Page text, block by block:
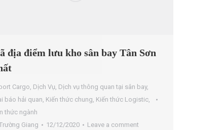
địa điểm lưu kho sân bay Tân Sơn
Cargo, Dịch Vụ, Dịch vụ thông quan tại sân bay,
báo hải quan, Kiến thức chung, Kiến thức Logistic,
thức ngành
Giang 12/12/2020 Leave a comment